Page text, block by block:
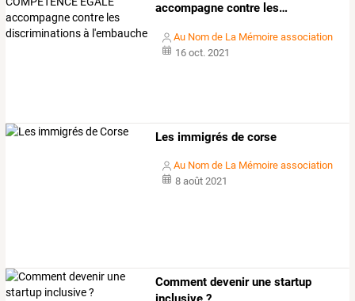
accompagne contre les…
Au Nom de La Mémoire association
16 oct. 2021
Les immigrés de corse
Au Nom de La Mémoire association
8 août 2021
Comment devenir une startup